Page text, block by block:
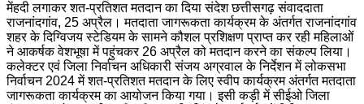
मेंहदी लगाकर शत-प्रतिशत मतदान का दिया संदेश छत्तीसगढ़ संवाददाता
राजनांदगांव, 25 अप्रैल। मतदाता जागरूकता कार्यक्रम के अंतर्गत राजनांदगांव
शहर के दिग्विजय स्टेडियम के सामने कौशल प्रशिक्षण प्राप्त कर रही महिलाओं
ने आकर्षक वेशभूषा में पहुंचकर 26 अप्रैल को मतदान करने का संकल्प लिया।
कलेक्टर एवं जिला निर्वाचन अधिकारी संजय अग्रवाल के निर्देशन में लोकसभा
निर्वाचन 2024 में शत-प्रतिशत मतदान के लिए स्वीप कार्यक्रम अंतर्गत मतदाता
जागरूकता कार्यक्रम का आयोजन किया गया। इसी कड़ी में सीईओ जिला